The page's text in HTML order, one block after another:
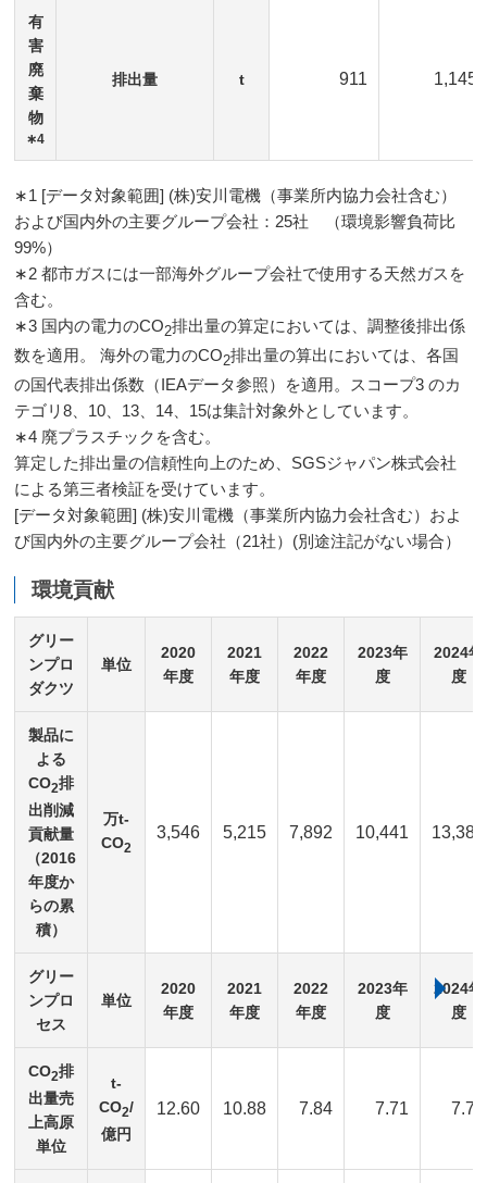
有
害
廃
棄
物
∗4
排出量 t 911 1,145
∗1 [データ対象範囲] (株)安川電機（事業所内協力会社含む）
および国内外の主要グループ会社：25社 （環境影響負荷比
99%）
∗2 都市ガスには一部海外グループ会社で使用する天然ガスを
含む。
∗3 国内の電力のCO2排出量の算定においては、調整後排出係
数を適用。 海外の電力のCO2排出量の算出においては、各国
の国代表排出係数（IEAデータ参照）を適用。スコープ3 のカ
テゴリ8、10、13、14、15は集計対象外としています。
∗4 廃プラスチックを含む。
算定した排出量の信頼性向上のため、SGSジャパン株式会社
による第三者検証を受けています。
[データ対象範囲] (株)安川電機（事業所内協力会社含む）およ
び国内外の主要グループ会社（21社）(別途注記がない場合）
環境貢献
グリー
ンプロ
ダクツ
単位
2020
年度
2021
年度
2022
年度
2023年
度
2024年
度
製品に
よる
CO2排
出削減
貢献量
（2016
年度か
らの累
積）
万t-
CO2
3,546 5,215 7,892 10,441 13,380
グリー
ンプロ
セス
単位
2020
年度
2021
年度
2022
年度
2023年
度
2024年
度
CO2排
出量売
上高原
単位
t-
CO2/
億円
12.60 10.88 7.84 7.71 7.76